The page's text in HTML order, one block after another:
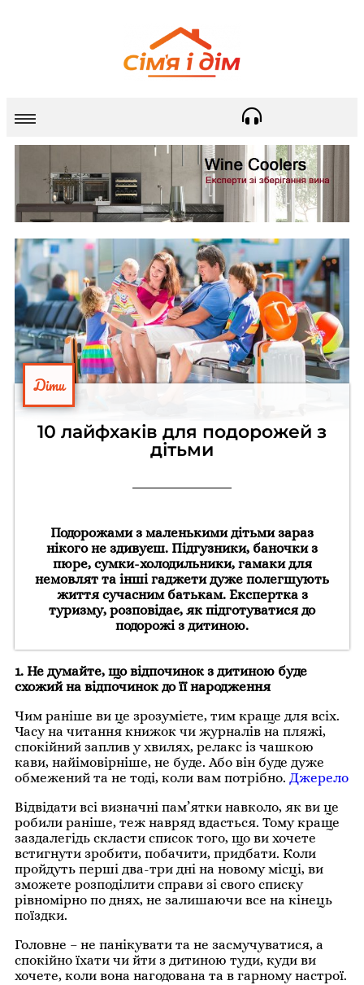
Діти
10 лайфхаків для подорожей з
дітьми
Подорожами з маленькими дітьми зараз
нікого не здивуєш. Підгузники, баночки з
пюре, сумки-холодильники, гамаки для
немовлят та інші гаджети дуже полегшують
життя сучасним батькам. Експертка з
туризму, розповідає, як підготуватися до
подорожі з дитиною.
1. Не думайте, що відпочинок з дитиною буде
схожий на відпочинок до її народження
Чим раніше ви це зрозумієте, тим краще для всіх.
Часу на читання книжок чи журналів на пляжі,
спокійний заплив у хвилях, релакс із чашкою
кави, найімовірніше, не буде. Або він буде дуже
обмежений та не тоді, коли вам потрібно. Джерело
Відвідати всі визначні пам’ятки навколо, як ви це
робили раніше, теж навряд вдасться. Тому краще
заздалегідь скласти список того, що ви хочете
встигнути зробити, побачити, придбати. Коли
пройдуть перші два-три дні на новому місці, ви
зможете розподілити справи зі свого списку
рівномірно по днях, не залишаючи все на кінець
поїздки.
Головне – не панікувати та не засмучуватися, а
спокійно їхати чи йти з дитиною туди, куди ви
хочете, коли вона нагодована та в гарному настрої.